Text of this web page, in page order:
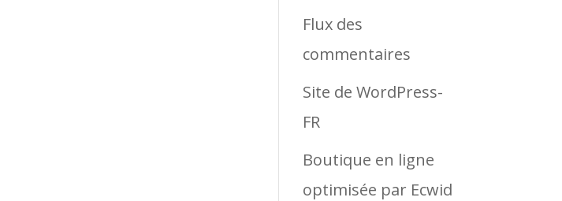
Flux des
commentaires
Site de WordPress-
FR
Boutique en ligne
optimisée par Ecwid